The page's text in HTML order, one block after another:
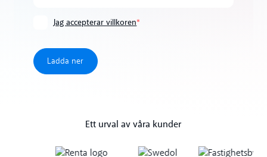
Jag accepterar villkoren*
Ett urval av våra kunder